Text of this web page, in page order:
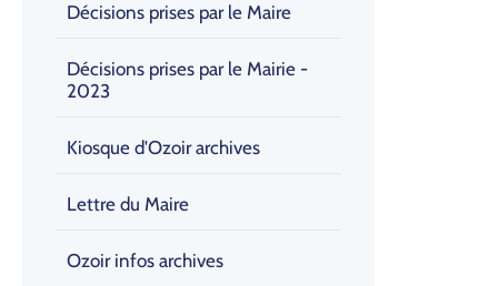
Décisions prises par le Maire
Décisions prises par le Mairie -
2023
Kiosque d'Ozoir archives
Lettre du Maire
Ozoir infos archives